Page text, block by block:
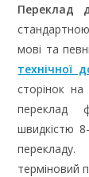
Переклад
мові та
технічної
сторінок
переклад
швидкістю
терміновий